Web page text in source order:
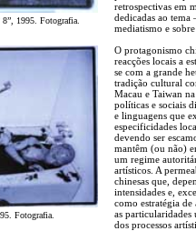
1995. Fotografia.
Fotografia.
retrospectivas em
dedicadas ao tema
mediatismo e
O protagonismo
reacções locais a
se com a grande
tradição cultural
Macau e Taiwan
políticas e sociais
e linguagens que
especificidades
devendo ser
mantêm (ou não)
um regime
artísticos. A
chinesas que,
intensidades e,
como estratégia de
as particularidades
dos processos